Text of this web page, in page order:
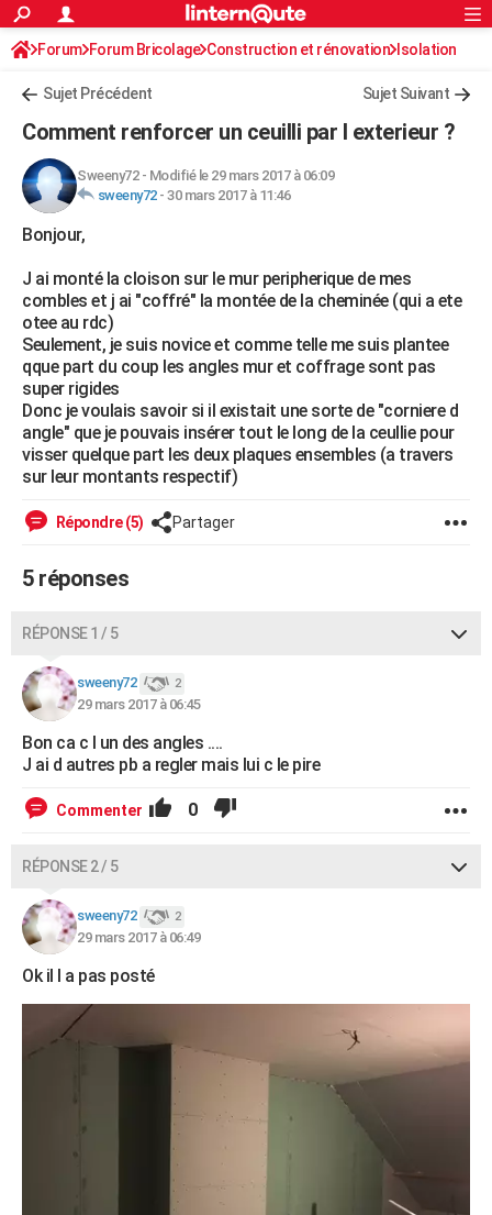
ACTUALITÉS
Politique
Société
Faits Divers
Education
Monde
Villes
+
FINANCE
Retraite
Impôts
Epargne
Immobilier
Risques naturels par ville
Banque
Assurance
Crédit
AUTO
Essais
Réserver un essai
Citadines
Berlines
SUV
Forum auto
+HIGH-TECH
Mobiles
Meilleur smartphone
Internet
Ordinateurs
Jeux vidéo
Guide high-tech
+BRICOLAGE
Forum
Aménagement intérieur
Extérieur
Cuisine
Salle de bains
Jardinage
Rangement
WEEK-END
Guides de France
Escapades
Patrimoine
Expositions
Musées
Week-end nature
LIFESTYLE
Art de vivre
Bien-être
Loisirs
Modes de vie
SANTE
Alimentation
Guide de la santé
Maladies
Médicaments
Sommeil
VOYAGE
Destinations
City break
Voyage nature
Voyage de noces
Forum
Climat
PHOTO
Carte de Noël
Carte Bonne année
Carte Saint-Valentin
Carte Pâques
Carte d'anniversaire
DICTIONNAIRE
Dictionnaire
Biographies
Citations
Expressions
Proverbes
PROGRAMME TV
FORUM
Bricolage
Lifestyle
Culture
Sport
Auto
Television
Voyage
Cinema
Rechercher
S'inscrire
Connexion
Forum Forum Bricolage Construction et rénovation Isolation
Sujet Précédent Sujet Suivant
Comment renforcer un ceuilli par l exterieur ?
Sweeny72- Modifié le 29 mars 2017 à 06:09
sweeny72- 30 mars 2017 à 11:46
Bonjour,
J ai monté la cloison sur le mur peripherique de mes
combles et j ai "coffré" la montée de la cheminée (qui a ete
otee au rdc)
Seulement, je suis novice et comme telle me suis plantee
qque part du coup les angles mur et coffrage sont pas
super rigides
Donc je voulais savoir si il existait une sorte de "corniere d
angle" que je pouvais insérer tout le long de la ceullie pour
visser quelque part les deux plaques ensembles (a travers
sur leur montants respectif)
Répondre (5) Partager
5 réponses
RÉPONSE 1 / 5
sweeny72 2
29 mars 2017 à 06:45
Bon ca c l un des angles ....
J ai d autres pb a regler mais lui c le pire
Commenter 0
RÉPONSE 2 / 5
sweeny72 2
29 mars 2017 à 06:49
Ok il l a pas posté